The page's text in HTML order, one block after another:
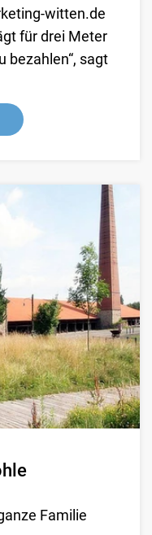
witten.de
für drei Meter
bezahlen“, sagt
Familie